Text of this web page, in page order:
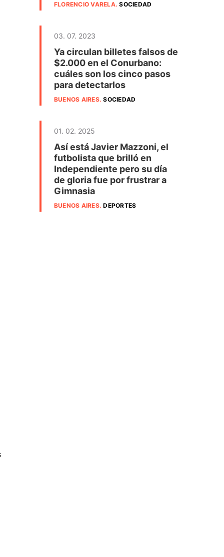
FLORENCIO VARELA.SOCIEDAD
03. 07. 2023
Ya circulan billetes falsos de
$2.000 en el Conurbano:
cuáles son los cinco pasos
para detectarlos
BUENOS AIRES.SOCIEDAD
01. 02. 2025
Así está Javier Mazzoni, el
futbolista que brilló en
Independiente pero su día
de gloria fue por frustrar a
Gimnasia
BUENOS AIRES.DEPORTES